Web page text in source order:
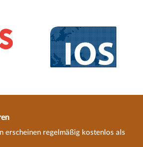
erscheinen regelmäßig kostenlos als